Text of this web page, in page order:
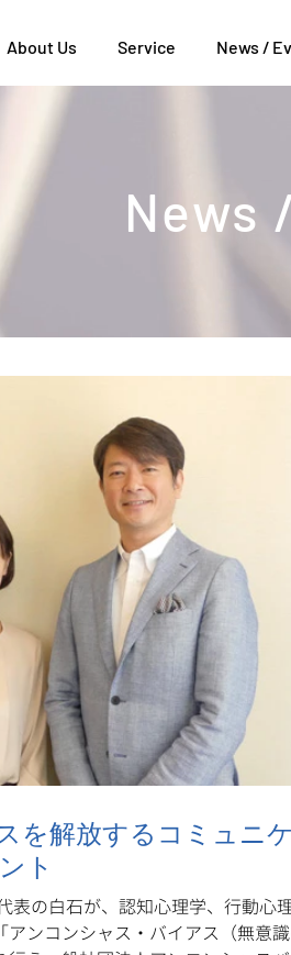
About Us Service News /
News
を解放するコミュニ
ト
の白石が、認知心理学、行動心理
ンコンシャス・バイアス（無意識